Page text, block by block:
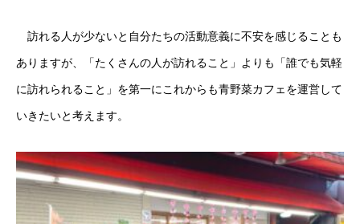
訪れる人が少ないと自分たちの活動意義に不安を感じることも
ありますが、「たくさんの人が訪れること」よりも「誰でも気軽
に訪れられること」を第一にこれからも青野菜カフェを運営して
いきたいと考えます。